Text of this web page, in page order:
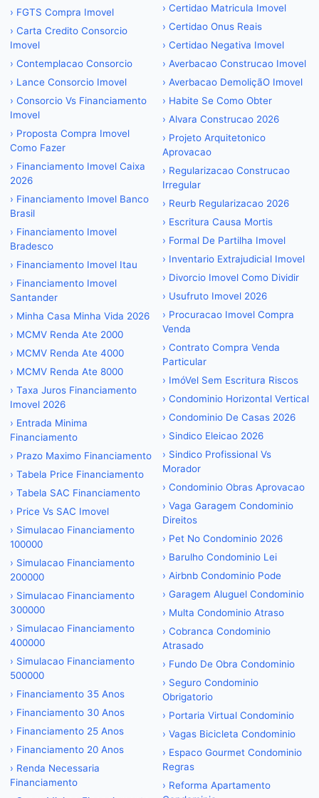
› FGTS Compra Imovel
› Carta Credito Consorcio
Imovel
› Contemplacao Consorcio
› Lance Consorcio Imovel
› Consorcio Vs Financiamento
Imovel
› Proposta Compra Imovel
Como Fazer
› Financiamento Imovel Caixa
2026
› Financiamento Imovel Banco
Brasil
› Financiamento Imovel
Bradesco
› Financiamento Imovel Itau
› Financiamento Imovel
Santander
› Minha Casa Minha Vida 2026
› MCMV Renda Ate 2000
› MCMV Renda Ate 4000
› MCMV Renda Ate 8000
› Taxa Juros Financiamento
Imovel 2026
› Entrada Minima
Financiamento
› Prazo Maximo Financiamento
› Tabela Price Financiamento
› Tabela SAC Financiamento
› Price Vs SAC Imovel
› Simulacao Financiamento
100000
› Simulacao Financiamento
200000
› Simulacao Financiamento
300000
› Simulacao Financiamento
400000
› Simulacao Financiamento
500000
› Financiamento 35 Anos
› Financiamento 30 Anos
› Financiamento 25 Anos
› Financiamento 20 Anos
› Renda Necessaria
Financiamento
› Certidao Matricula Imovel
› Certidao Onus Reais
› Certidao Negativa Imovel
› Averbacao Construcao Imovel
› Averbacao DemoliçãO Imovel
› Habite Se Como Obter
› Alvara Construcao 2026
› Projeto Arquitetonico
Aprovacao
› Regularizacao Construcao
Irregular
› Reurb Regularizacao 2026
› Escritura Causa Mortis
› Formal De Partilha Imovel
› Inventario Extrajudicial Imovel
› Divorcio Imovel Como Dividir
› Usufruto Imovel 2026
› Procuracao Imovel Compra
Venda
› Contrato Compra Venda
Particular
› ImóVel Sem Escritura Riscos
› Condominio Horizontal Vertical
› Condominio De Casas 2026
› Sindico Eleicao 2026
› Sindico Profissional Vs
Morador
› Condominio Obras Aprovacao
› Vaga Garagem Condominio
Direitos
› Pet No Condominio 2026
› Barulho Condominio Lei
› Airbnb Condominio Pode
› Garagem Aluguel Condominio
› Multa Condominio Atraso
› Cobranca Condominio
Atrasado
› Fundo De Obra Condominio
› Seguro Condominio
Obrigatorio
› Portaria Virtual Condominio
› Vagas Bicicleta Condominio
› Espaco Gourmet Condominio
Regras
› Reforma Apartamento